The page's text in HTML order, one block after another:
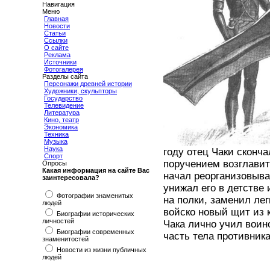
Навигация
Меню
Главная
Новости
Статьи
Ссылки
О сайте
Реклама
Источники
Фотогалерея
Разделы сайта
Персонажи древней истории
Художники, скульпторы
Государство
Телевидение
Литература
Кино, театр
Экономика
Техника
Музыка
Наука
Спорт
Опросы
Какая информация на сайте Вас
заинтересовала?
Фотографии знаменитых
людей
Биографии исторических
личностей
Биографии современных
знаменитостей
Новости из жизни публичных
людей
году отец Чаки
поручением
начал
унижал его в
на полки, заменил
войско новый щит из
Чака лично учил
часть тела